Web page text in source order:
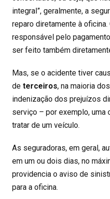
integral”, geralmente, a
reparo diretamente à
responsável pelo
ser feito também
Mas, se o acidente tiver
de terceiros, na maioria
indenização dos prejuízos
serviço – por exemplo, uma
tratar de um veículo.
As seguradoras, em geral,
em um ou dois dias, no
providencia o aviso de
para a oficina.